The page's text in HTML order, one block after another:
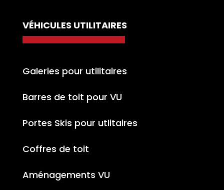
VÉHICULES UTILITAIRES
Galeries pour utilitaires
Barres de toit pour VU
Portes Skis pour utlitaires
Coffres de toit
Aménagements VU